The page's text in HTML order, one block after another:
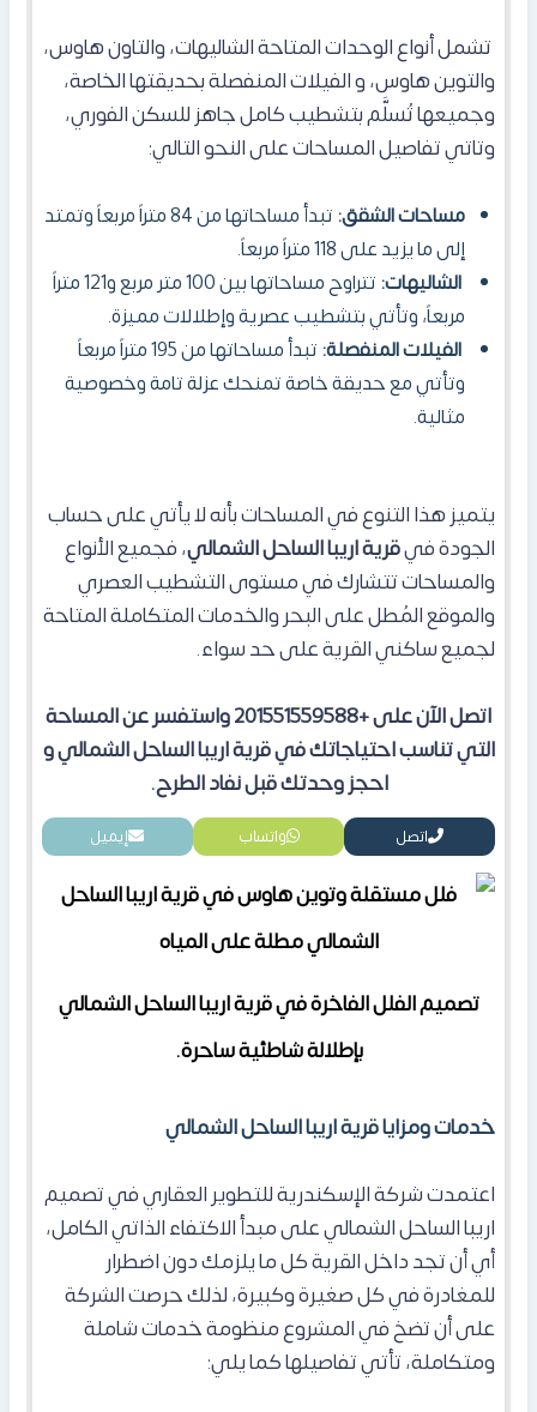
تشمل أنواع الوحدات المتاحة الشاليهات، والتاون هاوس،
والتوين هاوس، و الفيلات المنفصلة بحديقتها الخاصة،
وجميعها تُسلَّم بتشطيب كامل جاهز للسكن الفوري،
وتاتي تفاصيل المساحات على النحو التالي:
مساحات الشقق:
تبدأ مساحاتها من 84 متراً مربعاً وتمتد
إلى ما يزيد على 118 متراً مربعاً.
الشاليهات:
تتراوح مساحاتها بين 100 متر مربع و121 متراً
مربعاً، وتأتي بتشطيب عصرية وإطلالات مميزة.
الفيلات المنفصلة:
تبدأ مساحاتها من 195 متراً مربعاً
وتأتي مع حديقة خاصة تمنحك عزلة تامة وخصوصية
مثالية.
يتميز هذا التنوع في المساحات بأنه لا يأتي على حساب
الجودة فيقرية اريبا الساحل الشمالي، فجميع الأنواع
والمساحات تتشارك في مستوى التشطيب العصري
والموقع المُطل على البحر والخدمات المتكاملة المتاحة
لجميع ساكني القرية على حد سواء.
اتصل الآن على +201551559588 واستفسر عن المساحة
التي تناسب احتياجاتك في قرية اريبا الساحل الشمالي و
احجز وحدتك قبل نفاد الطرح.
اتصل واتساب إيميل
تصميم الفلل الفاخرة في قرية اريبا الساحل الشمالي
بإطلالة شاطئية ساحرة.
خدمات ومزايا قرية اريبا الساحل الشمالي
اعتمدت شركة الإسكندرية للتطوير العقاري في تصميم
اريبا الساحل الشمالي على مبدأ الاكتفاء الذاتي الكامل،
أي أن تجد داخل القرية كل ما يلزمك دون اضطرار
للمغادرة في كل صغيرة وكبيرة، لذلك حرصت الشركة
على أن تضخ في المشروع منظومة خدمات شاملة
ومتكاملة، تأتي تفاصيلها كما يلي: